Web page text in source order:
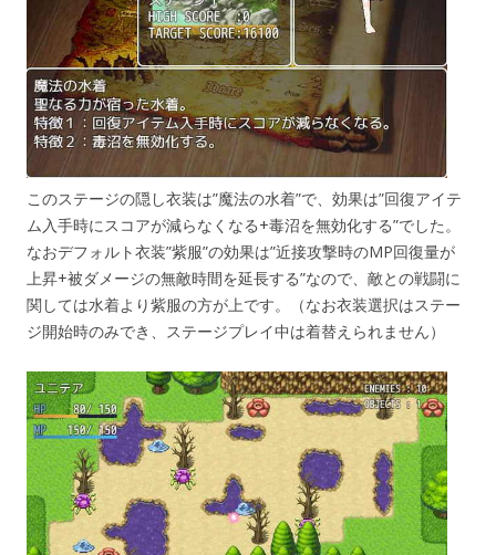
このステージの隠し衣装は”魔法の水着”で、効果は”回復アイテ
ム入手時にスコアが減らなくなる+毒沼を無効化する”でした。
なおデフォルト衣装”紫服”の効果は”近接攻撃時のMP回復量が
上昇+被ダメージの無敵時間を延長する”なので、敵との戦闘に
関しては水着より紫服の方が上です。（なお衣装選択はステー
ジ開始時のみでき、ステージプレイ中は着替えられません）